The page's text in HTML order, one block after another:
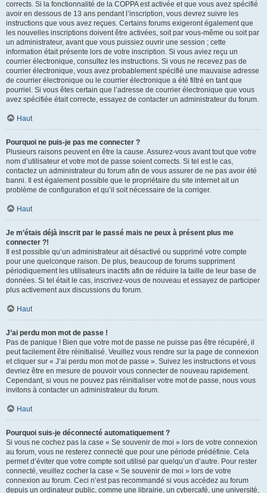
corrects. Si la fonctionnalité de la COPPA est activée et que vous avez spécifié
avoir en dessous de 13 ans pendant l’inscription, vous devrez suivre les
instructions que vous avez reçues. Certains forums exigeront également que
les nouvelles inscriptions doivent être activées, soit par vous-même ou soit par
un administrateur, avant que vous puissiez ouvrir une session ; cette
information était présente lors de votre inscription. Si vous aviez reçu un
courrier électronique, consultez les instructions. Si vous ne recevez pas de
courrier électronique, vous avez probablement spécifié une mauvaise adresse
de courrier électronique ou le courrier électronique a été filtré en tant que
pourriel. Si vous êtes certain que l’adresse de courrier électronique que vous
avez spécifiée était correcte, essayez de contacter un administrateur du forum.
Haut
Pourquoi ne puis-je pas me connecter ?
Plusieurs raisons peuvent en être la cause. Assurez-vous avant tout que votre
nom d’utilisateur et votre mot de passe soient corrects. Si tel est le cas,
contactez un administrateur du forum afin de vous assurer de ne pas avoir été
banni. Il est également possible que le propriétaire du site internet ait un
problème de configuration et qu’il soit nécessaire de la corriger.
Haut
Je m’étais déjà inscrit par le passé mais ne peux à présent plus me
connecter ?!
Il est possible qu’un administrateur ait désactivé ou supprimé votre compte
pour une quelconque raison. De plus, beaucoup de forums suppriment
périodiquement les utilisateurs inactifs afin de réduire la taille de leur base de
données. Si tel était le cas, inscrivez-vous de nouveau et essayez de participer
plus activement aux discussions du forum.
Haut
J’ai perdu mon mot de passe !
Pas de panique ! Bien que votre mot de passe ne puisse pas être récupéré, il
peut facilement être réinitialisé. Veuillez vous rendre sur la page de connexion
et cliquer sur « J’ai perdu mon mot de passe ». Suivez les instructions et vous
devriez être en mesure de pouvoir vous connecter de nouveau rapidement.
Cependant, si vous ne pouvez pas réinitialiser votre mot de passe, nous vous
invitons à contacter un administrateur du forum.
Haut
Pourquoi suis-je déconnecté automatiquement ?
Si vous ne cochez pas la case « Se souvenir de moi » lors de votre connexion
au forum, vous ne resterez connecté que pour une période prédéfinie. Cela
permet d’éviter que votre compte soit utilisé par quelqu’un d’autre. Pour rester
connecté, veuillez cocher la case « Se souvenir de moi » lors de votre
connexion au forum. Ceci n’est pas recommandé si vous accédez au forum
depuis un ordinateur public, comme une librairie, un cybercafé, une université,